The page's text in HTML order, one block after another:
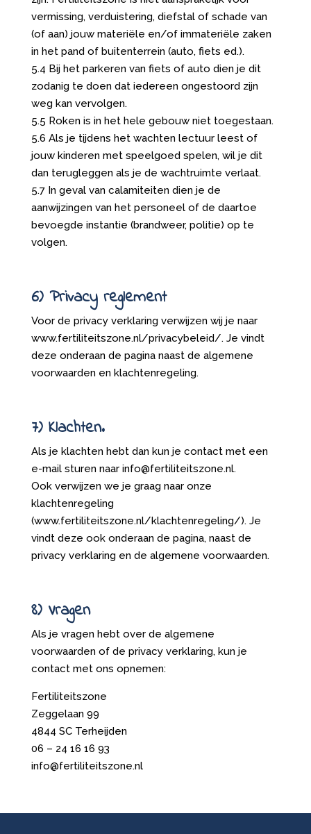
vermissing, verduistering, diefstal of schade van
(of aan) jouw materiële en/of immateriële zaken
in het pand of buitenterrein (auto, fiets ed.).
5.4 Bij het parkeren van fiets of auto dien je dit
zodanig te doen dat iedereen ongestoord zijn
weg kan vervolgen.
5.5 Roken is in het hele gebouw niet toegestaan.
5.6 Als je tijdens het wachten lectuur leest of
jouw kinderen met speelgoed spelen, wil je dit
dan terugleggen als je de wachtruimte verlaat.
5.7 In geval van calamiteiten dien je de
aanwijzingen van het personeel of de daartoe
bevoegde instantie (brandweer, politie) op te
volgen.
6) Privacy reglement
Voor de privacy verklaring verwijzen wij je naar
www.fertiliteitszone.nl/privacybeleid/. Je vindt
deze onderaan de pagina naast de algemene
voorwaarden en klachtenregeling.
7) Klachten.
Als je klachten hebt dan kun je contact met een
e-mail sturen naar info@fertiliteitszone.nl.
Ook verwijzen we je graag naar onze
klachtenregeling
(www.fertiliteitszone.nl/klachtenregeling/). Je
vindt deze ook onderaan de pagina, naast de
privacy verklaring en de algemene voorwaarden.
8) Vragen
Als je vragen hebt over de algemene
voorwaarden of de privacy verklaring, kun je
contact met ons opnemen:
Fertiliteitszone
Zeggelaan 99
4844 SC Terheijden
06 – 24 16 16 93
info@fertiliteitszone.nl